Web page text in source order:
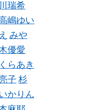
瑞希
嶋ゆい
みや
優愛
らあき
子 杉
かりん